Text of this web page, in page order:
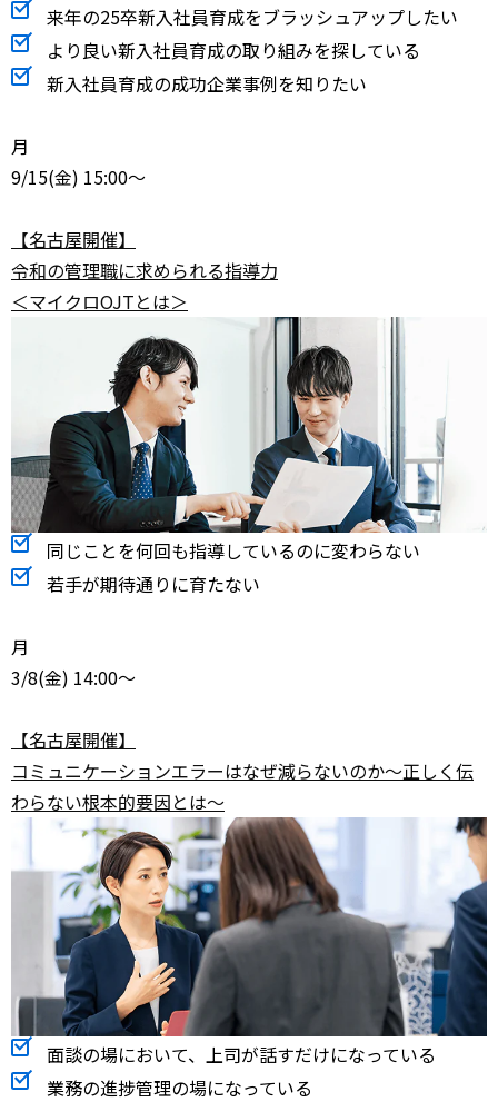
来年の25卒新入社員育成をブラッシュアップしたい
より良い新入社員育成の取り組みを探している
新入社員育成の成功企業事例を知りたい
月
9/15(金) 15:00～
【名古屋開催】
令和の管理職に求められる指導力
＜マイクロOJTとは＞
同じことを何回も指導しているのに変わらない
若手が期待通りに育たない
月
3/8(金) 14:00～
【名古屋開催】
コミュニケーションエラーはなぜ減らないのか～正しく伝
わらない根本的要因とは～
面談の場において、上司が話すだけになっている
業務の進捗管理の場になっている